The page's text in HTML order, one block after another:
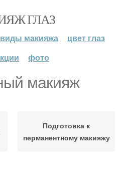
ГЛАЗ
виды макияжа
цвет глаз
фото
макияж
Подготовка к
перманентному макияжу